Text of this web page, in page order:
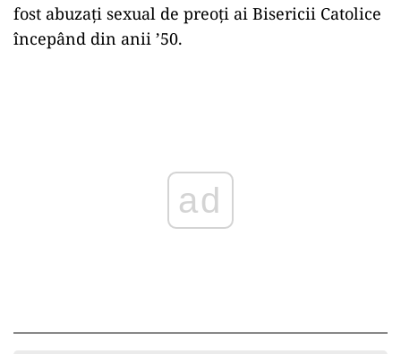
fost abuzaţi sexual de preoţi ai Bisericii Catolice
începând din anii ’50.